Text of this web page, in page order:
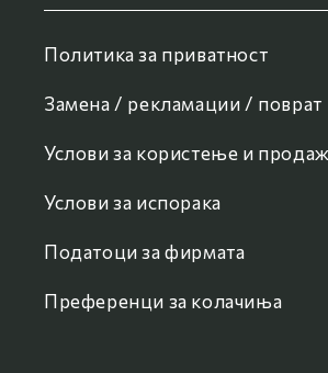
Политика за приватност
Замена / рекламации / поврат
Услови за користење и
Услови за испорака
Податоци за фирмата
Преференци за колачиња